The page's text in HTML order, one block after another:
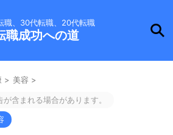
職、30代転職、20代転職
職成功への道
> 美容 >
含まれる場合があります。